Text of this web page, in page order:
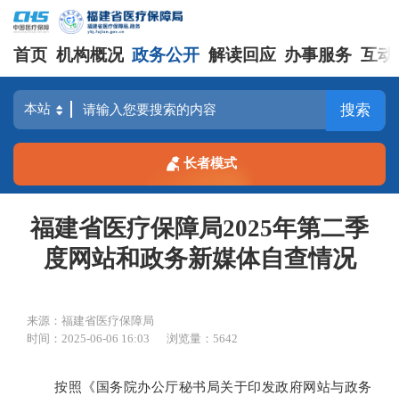
首页 机构概况 政务公开 解读回应 办事服务 互动
搜索
长者模式
福建省医疗保障局2025年第二季
度网站和政务新媒体自查情况
来源：福建省医疗保障局
时间：2025-06-06 16:03
浏览量：5642
按照《国务院办公厅秘书局关于印发政府网站与政务